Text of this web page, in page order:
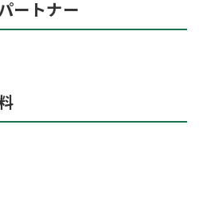
ートナー